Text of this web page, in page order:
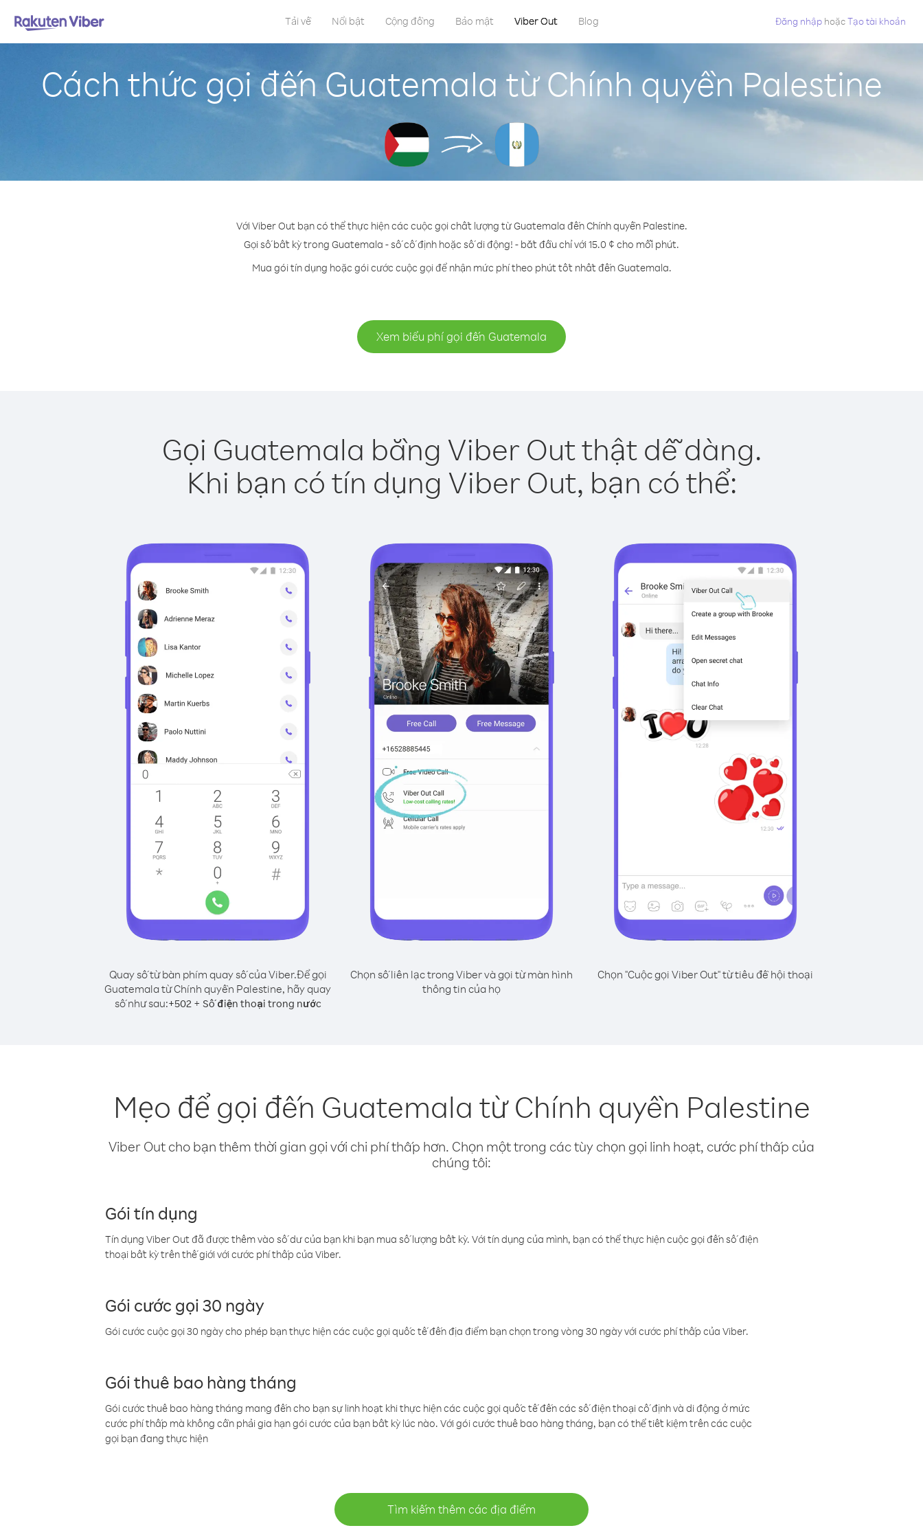
Tải về Nổi bật Cộng đồng Bảo mật Viber Out Blog Đăng nhập hoặcTạo tài khoản
Cách thức gọi đến Guatemala từ Chính quyền Palestine
Với Viber Out bạn có thể thực hiện các cuộc gọi chất lượng từ Guatemala đến Chính quyền Palestine.
Gọi số bất kỳ trong Guatemala - số cố định hoặc số di động! - bắt đầu chỉ với 15.0 ¢ cho mỗi phút.
Mua gói tín dụng hoặc gói cước cuộc gọi để nhận mức phí theo phút tốt nhất đến Guatemala.
Xem biểu phí gọi đến Guatemala
Gọi Guatemala bằng Viber Out thật dễ dàng.
Khi bạn có tín dụng Viber Out, bạn có thể:
Quay số từ bàn phím quay số của Viber.Để gọi
Guatemala từ Chính quyền Palestine, hãy quay
số như sau:+502+ Số điện thoại trong nước
Chọn số liên lạc trong Viber và gọi từ màn hình
thông tin của họ
Chọn "Cuộc gọi Viber Out" từ tiêu đề hội thoại
Mẹo để gọi đến Guatemala từ Chính quyền Palestine
Viber Out cho bạn thêm thời gian gọi với chi phí thấp hơn. Chọn một trong các tùy chọn gọi linh hoạt, cước phí thấp của
chúng tôi:
Gói tín dụng
Tín dụng Viber Out đã được thêm vào số dư của bạn khi bạn mua số lượng bất kỳ. Với tín dụng của mình, bạn có thể thực hiện cuộc gọi đến số điện
thoại bất kỳ trên thế giới với cước phí thấp của Viber.
Gói cước gọi 30 ngày
Gói cước cuộc gọi 30 ngày cho phép bạn thực hiện các cuộc gọi quốc tế đến địa điểm bạn chọn trong vòng 30 ngày với cước phí thấp của Viber.
Gói thuê bao hàng tháng
Gói cước thuê bao hàng tháng mang đến cho bạn sự linh hoạt khi thực hiện các cuộc gọi quốc tế đến các số điện thoại cố định và di động ở mức
cước phí thấp mà không cần phải gia hạn gói cước của bạn bất kỳ lúc nào. Với gói cước thuê bao hàng tháng, bạn có thể tiết kiệm trên các cuộc
gọi bạn đang thực hiện
Tìm kiếm thêm các địa điểm